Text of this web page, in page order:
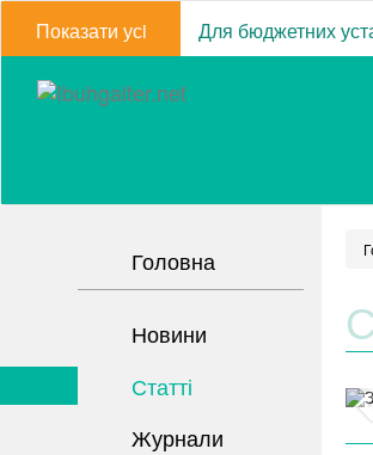
Показати усi Для бюджетних
Головна
Новини
Статті
Журнали